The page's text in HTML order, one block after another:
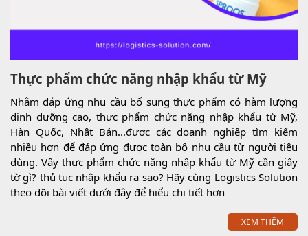
Thực phẩm chức năng nhập khẩu từ Mỹ
Nhằm đáp ứng nhu cầu bổ sung thực phẩm có hàm lượng
dinh dưỡng cao, thưc phẩm chức năng nhập khẩu từ Mỹ,
Hàn Quốc, Nhật Bản...được các doanh nghiệp tìm kiếm
nhiều hơn để đáp ứng được toàn bộ nhu cầu từ người tiêu
dùng. Vậy thực phẩm chức năng nhập khẩu từ Mỹ cần giấy
tờ gì? thủ tục nhập khẩu ra sao? Hãy cùng Logistics Solution
theo dõi bài viết dưới đây để hiểu chi tiết hơn
XEM THÊM